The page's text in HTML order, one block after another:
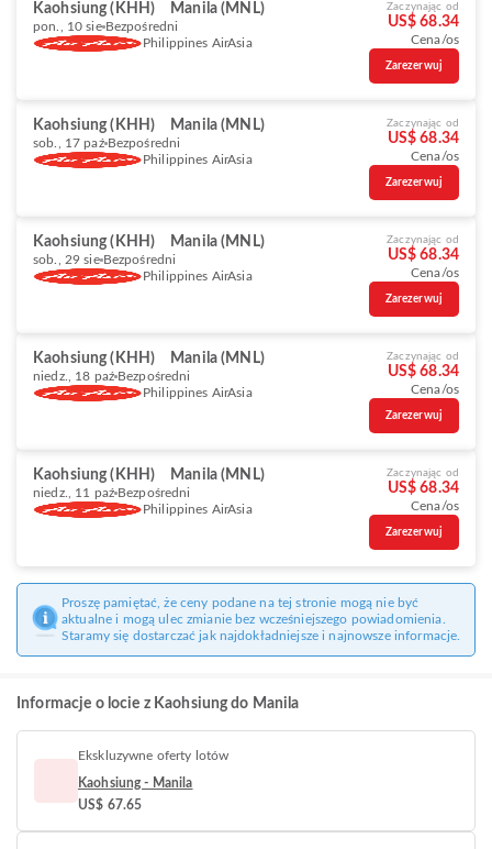
Kaohsiung (KHH) Manila (MNL)
pon., 10 sie Bezpośredni
Philippines AirAsia
Zaczynając od
US$ 68.34
Cena/os
Zarezerwuj
Kaohsiung (KHH) Manila (MNL)
sob., 17 paź Bezpośredni
Philippines AirAsia
Zaczynając od
US$ 68.34
Cena/os
Zarezerwuj
Kaohsiung (KHH) Manila (MNL)
sob., 29 sie Bezpośredni
Philippines AirAsia
Zaczynając od
US$ 68.34
Cena/os
Zarezerwuj
Kaohsiung (KHH) Manila (MNL)
niedz., 18 paź Bezpośredni
Philippines AirAsia
Zaczynając od
US$ 68.34
Cena/os
Zarezerwuj
Kaohsiung (KHH) Manila (MNL)
niedz., 11 paź Bezpośredni
Philippines AirAsia
Zaczynając od
US$ 68.34
Cena/os
Zarezerwuj
Proszę pamiętać, że ceny podane na tej stronie mogą nie być
aktualne i mogą ulec zmianie bez wcześniejszego powiadomienia.
Staramy się dostarczać jak najdokładniejsze i najnowsze informacje.
Informacje o locie z Kaohsiung do Manila
Ekskluzywne oferty lotów
Kaohsiung - Manila
US$ 67.65